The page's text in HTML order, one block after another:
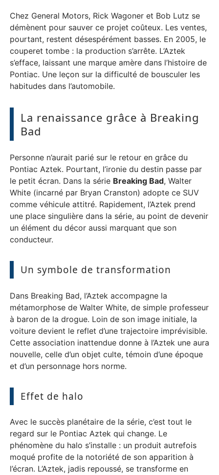
Chez General Motors, Rick Wagoner et Bob Lutz se
démènent pour sauver ce projet coûteux. Les ventes,
pourtant, restent désespérément basses. En 2005, le
couperet tombe : la production s’arrête. L’Aztek
s’efface, laissant une marque amère dans l’histoire de
Pontiac. Une leçon sur la difficulté de bousculer les
habitudes dans l’automobile.
La renaissance grâce à Breaking
Bad
Personne n’aurait parié sur le retour en grâce du
Pontiac Aztek. Pourtant, l’ironie du destin passe par
le petit écran. Dans la série Breaking Bad, Walter
White (incarné par Bryan Cranston) adopte ce SUV
comme véhicule attitré. Rapidement, l’Aztek prend
une place singulière dans la série, au point de devenir
un élément du décor aussi marquant que son
conducteur.
Un symbole de transformation
Dans Breaking Bad, l’Aztek accompagne la
métamorphose de Walter White, de simple professeur
à baron de la drogue. Loin de son image initiale, la
voiture devient le reflet d’une trajectoire imprévisible.
Cette association inattendue donne à l’Aztek une aura
nouvelle, celle d’un objet culte, témoin d’une époque
et d’un personnage hors norme.
Effet de halo
Avec le succès planétaire de la série, c’est tout le
regard sur le Pontiac Aztek qui change. Le
phénomène du halo s’installe : un produit autrefois
moqué profite de la notoriété de son apparition à
l’écran. L’Aztek, jadis repoussé, se transforme en